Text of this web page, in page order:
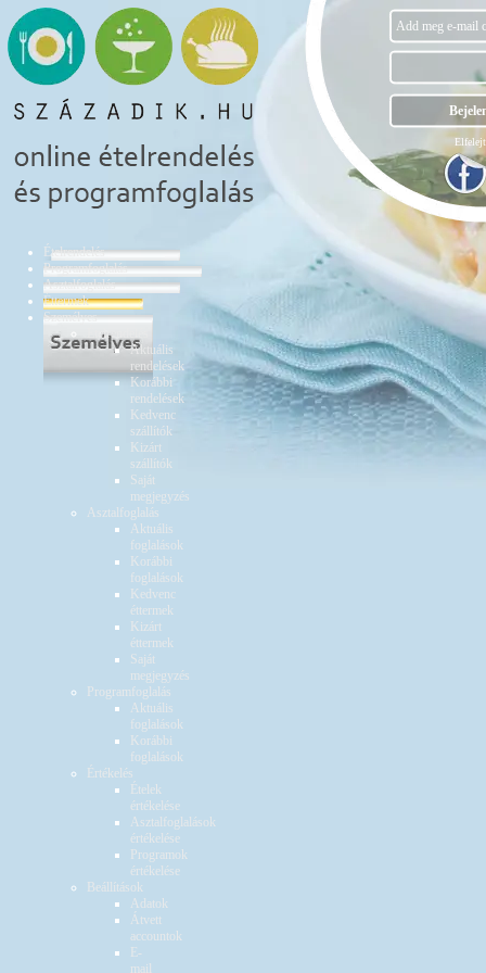
Ételrendelés
Programfoglalás
Asztalfoglalás
Éttermek
Személyes
Ételrendelés
Aktuális
rendelések
Korábbi
rendelések
Kedvenc
szállítók
Kizárt
szállítók
Saját
megjegyzés
Asztalfoglalás
Aktuális
foglalások
Korábbi
foglalások
Kedvenc
éttermek
Kizárt
éttermek
Saját
megjegyzés
Programfoglalás
Aktuális
foglalások
Korábbi
foglalások
Értékelés
Ételek
értékelése
Asztalfoglalások
értékelése
Programok
értékelése
Beállítások
Adatok
Átvett
accountok
E-
mail